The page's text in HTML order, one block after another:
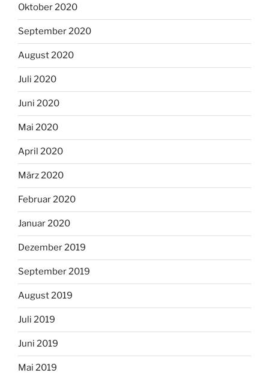
Oktober 2020
September 2020
August 2020
Juli 2020
Juni 2020
Mai 2020
April 2020
März 2020
Februar 2020
Januar 2020
Dezember 2019
September 2019
August 2019
Juli 2019
Juni 2019
Mai 2019